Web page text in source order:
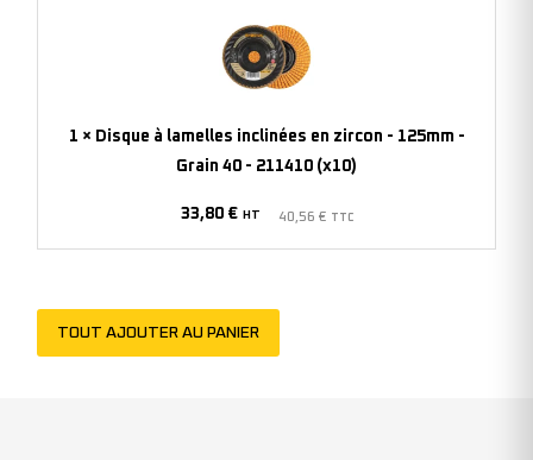
lamelles
inclinées
zircon
-
211410
1 × Disque à lamelles inclinées en zircon - 125mm -
Grain 40 - 211410 (x10)
33,80 € HT 40,56 € TTC
TOUT AJOUTER AU PANIER